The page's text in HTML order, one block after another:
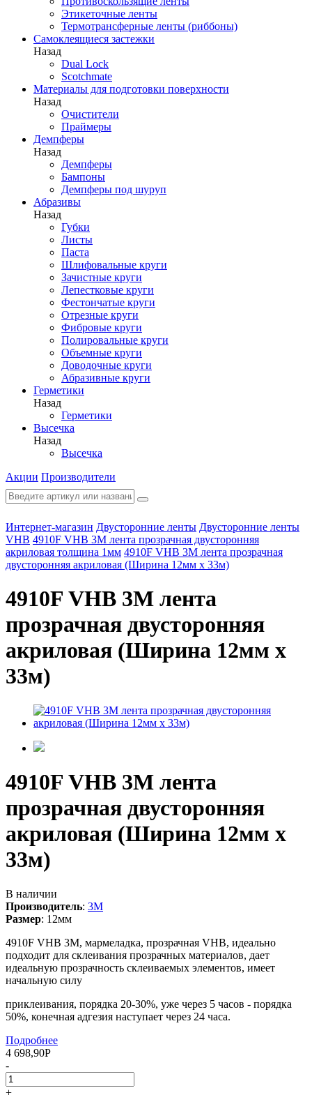
Этикеточные ленты
Термотрансферные ленты (риббоны)
Cамоклеящиеся застежки
Назад
Dual Lock
Scotchmate
Материалы для подготовки поверхности
Назад
Очистители
Праймеры
Демпферы
Назад
Демпферы
Бампоны
Демпферы под шуруп
Абразивы
Назад
Губки
Листы
Паста
Шлифовальные круги
Зачистные круги
Лепестковые круги
Фестончатые круги
Отрезные круги
Фибровые круги
Полировальные круги
Объемные круги
Доводочные круги
Абразивные круги
Герметики
Назад
Герметики
Высечка
Назад
Высечка
Акции Производители
Интернет-магазин Двусторонние ленты Двусторонние ленты
VHB 4910F VHB 3М лента прозрачная двусторонняя
акриловая толщина 1мм 4910F VHB 3М лента прозрачная
двусторонняя акриловая (Ширина 12мм х 33м)
4910F VHB 3М лента
прозрачная двусторонняя
акриловая (Ширина 12мм х
33м)
4910F VHB 3М лента
прозрачная двусторонняя
акриловая (Ширина 12мм х
33м)
В наличии
Производитель: 3M
Размер: 12мм
4910F VHB 3М, мармеладка, прозрачная VHB, идеально
подходит для склеивания прозрачных материалов, дает
идеальную прозрачность склеиваемых элементов, имеет
начальную силу
приклеивания, порядка 20-30%, уже через 5 часов - порядка
50%, конечная адгезия наступает через 24 часа.
Подробнее
4 698,90Р
-
+